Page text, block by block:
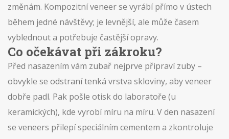
změnám. Kompozitní veneer se vyrábí přímo v ústech
během jedné návštěvy; je levnější, ale může časem
vyblednout a potřebuje častější opravy.
Co očekávat při zákroku?
Před nasazením vám zubař nejprve připraví zuby –
obvykle se odstraní tenká vrstva skloviny, aby veneer
dobře padl. Pak pošle otisk do laboratoře (u
keramických), kde vyrobí míru na míru. V den nasazení
se veneers přilepí speciálním cementem a zkontroluje